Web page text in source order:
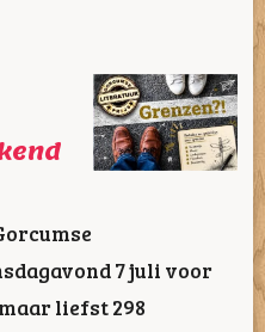
7 juli voor
liefst 298